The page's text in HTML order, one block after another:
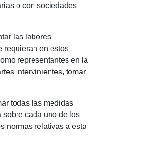
o con sociedades
las labores
requieran en estos
representantes en la
intervinientes, tomar
todas las medidas
sobre cada uno de los
normas relativas a esta